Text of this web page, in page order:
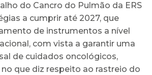
do Cancro do Pulmão da ERS
a cumprir até 2027, que
de instrumentos a nível
com vista a garantir uma
de cuidados oncológicos,
que diz respeito ao rastreio do